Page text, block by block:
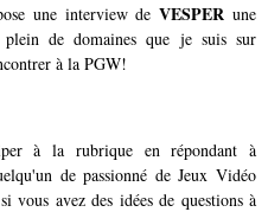
une interview deVESPER une
plein de domaines que je suis sur
à la PGW!
à la rubrique en répondant à
de passionné de Jeux Vidéo
vous avez des idées de questions à